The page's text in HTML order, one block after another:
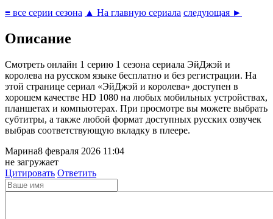
≡ все серии сезона ▲ На главную сериала следующая ►
Описание
Cмотреть онлайн 1 серию 1 сезона сериала ЭйДжэй и
королева на русском языке бесплатно и без регистрации. На
этой странице сериал «ЭйДжэй и королева» доступен в
хорошем качестве HD 1080 на любых мобильных устройствах,
планшетах и компьютерах. При просмотре вы можете выбрать
субтитры, а также любой формат доступных русских озвучек
выбрав соответствующую вкладку в плеере.
Марина8 февраля 2026 11:04
не загружает
Цитировать Ответить